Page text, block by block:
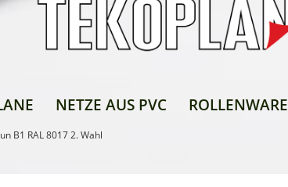
NETZE AUS PVC ROLLENWARE
B1 RAL 8017 2. Wahl